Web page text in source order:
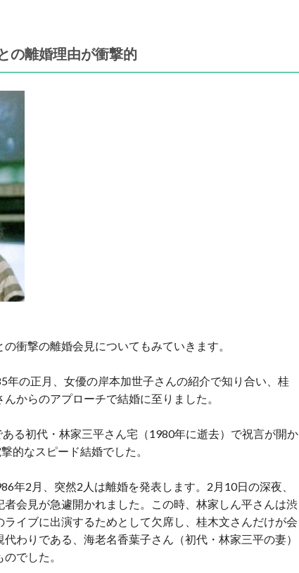
の離婚理由が衝撃的
衝撃の離婚会見についてもみていきます。
年の正月、女優の岸本加世子さんの紹介で知り合い、桂
からのアプローチで結婚に至りました。
る初代・林家三平さん宅（1980年に逝去）で祝言が開か
的なスピード結婚でした。
年2月、突然2人は離婚を発表します。2月10日の深夜、
会見が急遽開かれました。この時、林家しん平さんは渋
イブに出演するためとして欠席し、桂木文さんだけが会
わりである、海老名香葉子さん（初代・林家三平の妻）
でした。